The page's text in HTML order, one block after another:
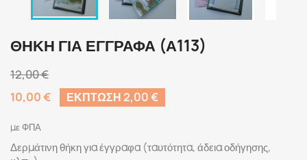
ΘΉΚΗ ΓΙΑ ΈΓΓΡΑΦΑ (Α113)
12,00 €
10,00 €
ΈΚΠΤΩΣΗ 2,00 €
με ΦΠΑ
Δερμάτινη θήκη για έγγραφα (ταυτότητα, άδεια οδήγησης,